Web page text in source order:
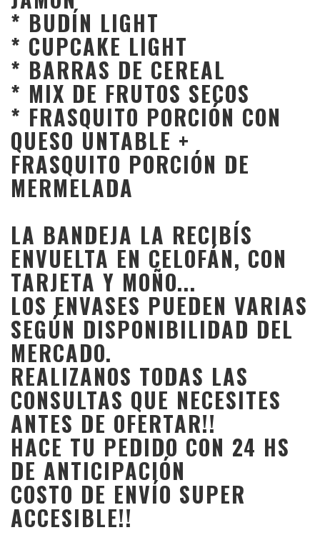
* BUDÍN LIGHT
* CUPCAKE LIGHT
* BARRAS DE CEREAL
* MIX DE FRUTOS SECOS
* FRASQUITO PORCIÓN CON
QUESO UNTABLE +
FRASQUITO PORCIÓN DE
MERMELADA
LA BANDEJA LA RECIBÍS
ENVUELTA EN CELOFÁN, CON
TARJETA Y MOÑO...
LOS ENVASES PUEDEN VARIAS
SEGÚN DISPONIBILIDAD DEL
MERCADO.
REALIZANOS TODAS LAS
CONSULTAS QUE NECESITES
ANTES DE OFERTAR!!
HACE TU PEDIDO CON 24 HS
DE ANTICIPACIÓN
COSTO DE ENVÍO SUPER
ACCESIBLE!!